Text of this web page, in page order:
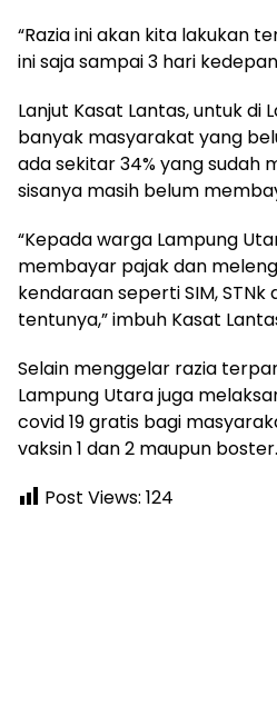
“Razia ini akan kita lakukan
ini saja sampai 3 hari
Lanjut Kasat Lantas, untuk di
banyak masyarakat yang
ada sekitar 34% yang sudah
sisanya masih belum
“Kepada warga Lampung
membayar pajak dan
kendaraan seperti SIM,
tentunya,” imbuh Kasat
Selain menggelar razia
Lampung Utara juga
covid 19 gratis bagi
vaksin 1 dan 2 maupun boster.
Post Views: 124